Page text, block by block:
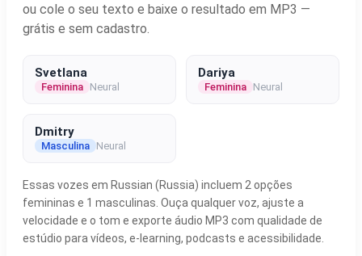
ou cole o seu texto e baixe o resultado em MP3 —
grátis e sem cadastro.
Svetlana
Feminina Neural
Dariya
Feminina Neural
Dmitry
Masculina Neural
Essas vozes em Russian (Russia) incluem 2 opções
femininas e 1 masculinas. Ouça qualquer voz, ajuste a
velocidade e o tom e exporte áudio MP3 com qualidade de
estúdio para vídeos, e-learning, podcasts e acessibilidade.